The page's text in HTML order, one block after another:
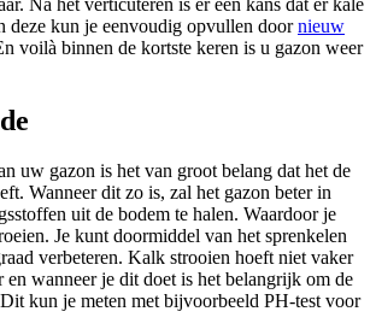
deze kun je eenvoudig opvullen doornieuw
voilà binnen de kortste keren is u gazon weer
uw gazon is het van groot belang dat het de
Wanneer dit zo is, zal het gazon beter in
uit de bodem te halen. Waardoor je
Je kunt doormiddel van het sprenkelen
verbeteren. Kalk strooien hoeft niet vaker
en wanneer je dit doet is het belangrijk om de
kun je meten met bijvoorbeeld PH-test voor